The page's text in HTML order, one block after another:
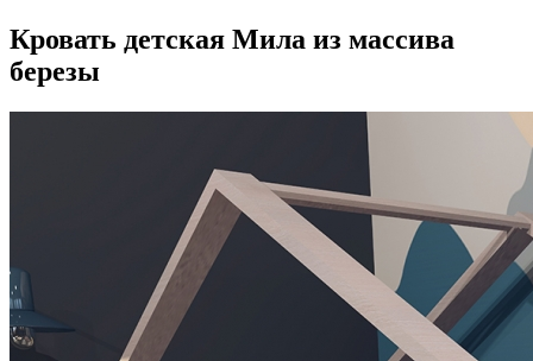
Кровать детская Мила из массива
березы